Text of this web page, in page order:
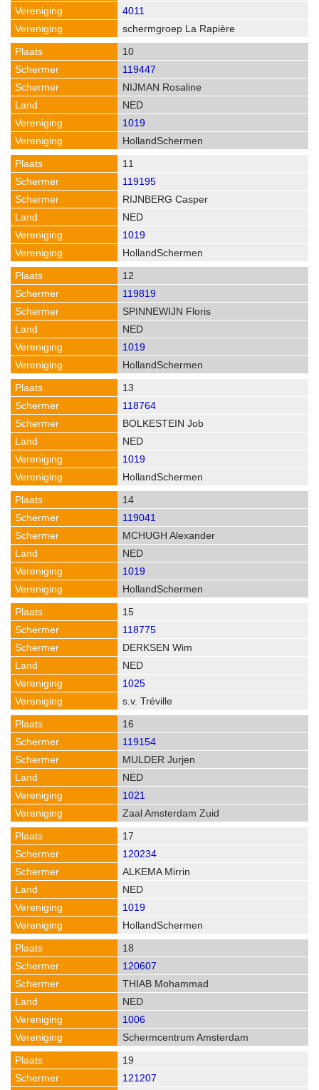
4011
schermgroep La Rapière
10
119447
NIJMAN Rosaline
NED
1019
HollandSchermen
11
119195
RIJNBERG Casper
NED
1019
HollandSchermen
12
119819
SPINNEWIJN Floris
NED
1019
HollandSchermen
13
118764
BOLKESTEIN Job
NED
1019
HollandSchermen
14
119041
MCHUGH Alexander
NED
1019
HollandSchermen
15
118775
DERKSEN Wim
NED
1025
s.v. Tréville
16
119154
MULDER Jurjen
NED
1021
Zaal Amsterdam Zuid
17
120234
ALKEMA Mirrin
NED
1019
HollandSchermen
18
120607
THIAB Mohammad
NED
1006
Schermcentrum Amsterdam
19
121207